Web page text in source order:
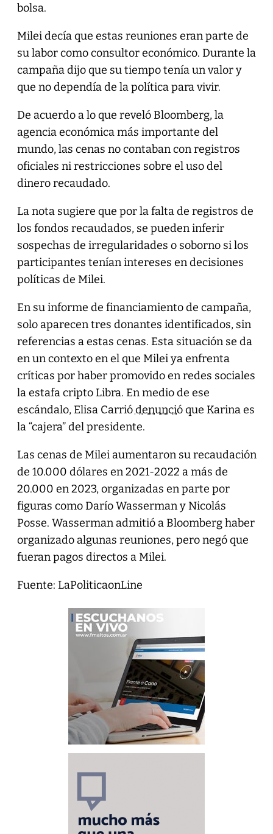
bolsa.
Milei decía que estas reuniones eran parte de
su labor como consultor económico. Durante la
campaña dijo que su tiempo tenía un valor y
que no dependía de la política para vivir.
De acuerdo a lo que reveló Bloomberg, la
agencia económica más importante del
mundo, las cenas no contaban con registros
oficiales ni restricciones sobre el uso del
dinero recaudado.
La nota sugiere que por la falta de registros de
los fondos recaudados, se pueden inferir
sospechas de irregularidades o soborno si los
participantes tenían intereses en decisiones
políticas de Milei.
En su informe de financiamiento de campaña,
solo aparecen tres donantes identificados, sin
referencias a estas cenas. Esta situación se da
en un contexto en el que Milei ya enfrenta
críticas por haber promovido en redes sociales
la estafa cripto Libra. En medio de ese
escándalo, Elisa Carriódenuncióque Karina es
la “cajera” del presidente.
Las cenas de Milei aumentaron su recaudación
de 10.000 dólares en 2021-2022 a más de
20.000 en 2023, organizadas en parte por
figuras como Darío Wasserman y Nicolás
Posse. Wasserman admitió a Bloomberg haber
organizado algunas reuniones, pero negó que
fueran pagos directos a Milei.
Fuente: LaPoliticaonLine